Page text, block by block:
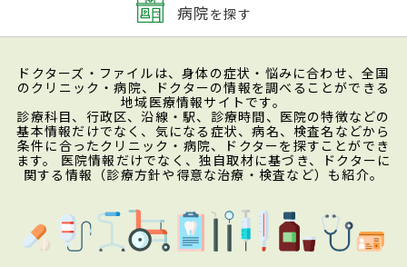
病院を探す
ドクターズ・ファイルは、身体の症状・悩みに合わせ、全国
のクリニック・病院、ドクターの情報を調べることができる
地域医療情報サイトです。
診療科目、行政区、沿線・駅、診療時間、医院の特徴などの
基本情報だけでなく、気になる症状、病名、検査名などから
条件に合ったクリニック・病院、ドクターを探すことができ
ます。 医院情報だけでなく、独自取材に基づき、ドクターに
関する情報（診療方針や得意な治療・検査など）も紹介。